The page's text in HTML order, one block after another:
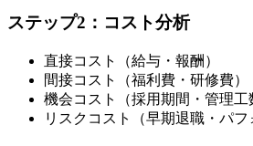
ステップ2：コスト分析
直接コスト（給与・報酬）
間接コスト（福利費・研修費）
機会コスト（採用期間・管理工
リスクコスト（早期退職・パフ